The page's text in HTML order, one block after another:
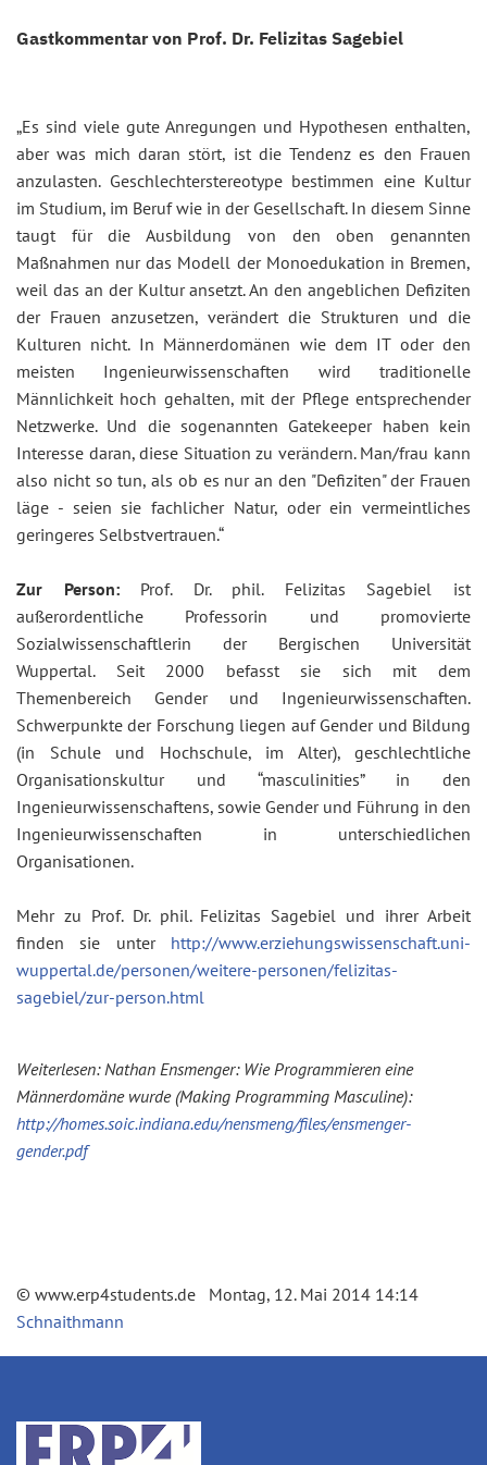
Gastkommentar von Prof. Dr. Felizitas Sagebiel
„Es sind viele gute Anregungen und Hypothesen enthalten,
aber was mich daran stört, ist die Tendenz es den Frauen
anzulasten. Geschlechterstereotype bestimmen eine Kultur
im Studium, im Beruf wie in der Gesellschaft. In diesem Sinne
taugt für die Ausbildung von den oben genannten
Maßnahmen nur das Modell der Monoedukation in Bremen,
weil das an der Kultur ansetzt. An den angeblichen Defiziten
der Frauen anzusetzen, verändert die Strukturen und die
Kulturen nicht. In Männerdomänen wie dem IT oder den
meisten Ingenieurwissenschaften wird traditionelle
Männlichkeit hoch gehalten, mit der Pflege entsprechender
Netzwerke. Und die sogenannten Gatekeeper haben kein
Interesse daran, diese Situation zu verändern. Man/frau kann
also nicht so tun, als ob es nur an den "Defiziten" der Frauen
läge - seien sie fachlicher Natur, oder ein vermeintliches
geringeres Selbstvertrauen.“
Zur Person:Prof. Dr. phil. Felizitas Sagebiel ist
außerordentliche Professorin und promovierte
Sozialwissenschaftlerin der Bergischen Universität
Wuppertal. Seit 2000 befasst sie sich mit dem
Themenbereich Gender und Ingenieurwissenschaften.
Schwerpunkte der Forschung liegen auf Gender und Bildung
(in Schule und Hochschule, im Alter), geschlechtliche
Organisationskultur und “masculinities” in den
Ingenieurwissenschaftens, sowie Gender und Führung in den
Ingenieurwissenschaften in unterschiedlichen
Organisationen.
Mehr zu Prof. Dr. phil. Felizitas Sagebiel und ihrer Arbeit
finden sie unter http://www.erziehungswissenschaft.uni-
wuppertal.de/personen/weitere-personen/felizitas-
sagebiel/zur-person.html
Weiterlesen: Nathan Ensmenger: Wie Programmieren eine
Männerdomäne wurde (Making Programming Masculine):
http://homes.soic.indiana.edu/nensmeng/files/ensmenger-
gender.pdf
© www.erp4students.de Montag, 12. Mai 2014 14:14
Schnaithmann